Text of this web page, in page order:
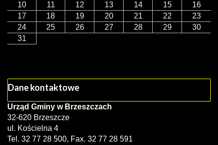
10
11 12 13 14 15
16
17
18 19 20 21 22
23
24
25 26 27 28 29
30
31
Dane kontaktowe
Urząd Gminy w Brzeszczach
32-620 Brzeszcze
ul. Kościelna 4
Tel. 32 77 28 500, Fax. 32 77 28 591